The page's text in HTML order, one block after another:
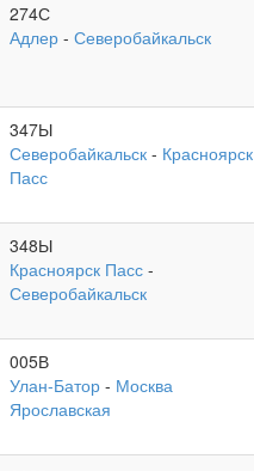
274С
Адлер - Северобайкальск
347Ы
Северобайкальск - Красноярск
Пасс
348Ы
Красноярск Пасс -
Северобайкальск
005В
Улан-Батор - Москва
Ярославская